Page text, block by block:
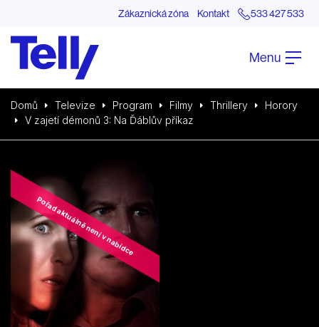
Zákaznická zóna Kontakt 533 427 533
Menu
Domů Televize Program Filmy Thrillery
Horory
V zajetí démonů 3: Na Ďáblův příkaz
Pořad aktuálně není v nabídce